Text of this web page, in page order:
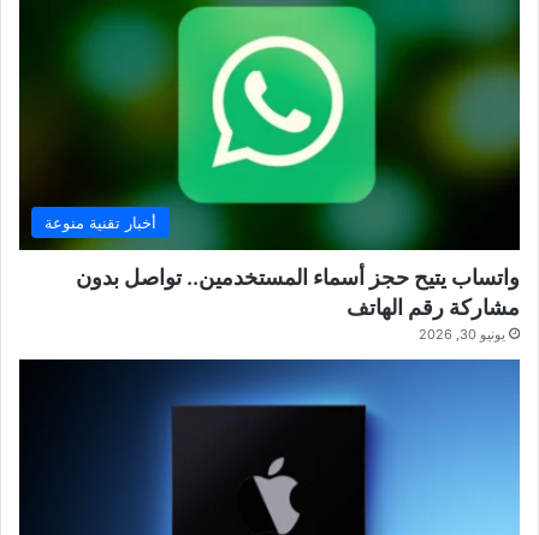
أخبار تقنية منوعة
واتساب يتيح حجز أسماء المستخدمين.. تواصل بدون
مشاركة رقم الهاتف
يونيو 30, 2026